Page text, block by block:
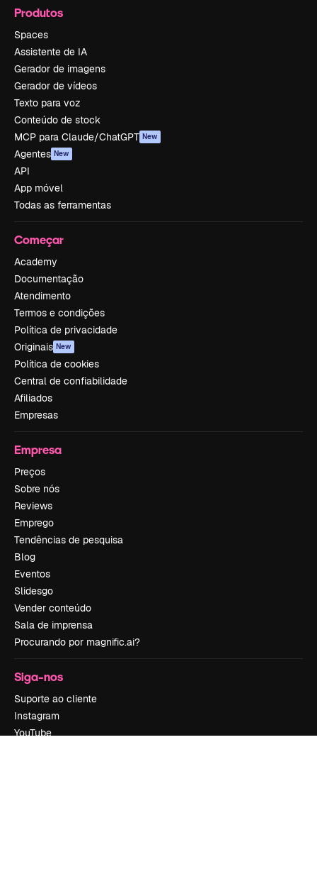
Produtos
Spaces
Assistente de IA
Gerador de imagens
Gerador de vídeos
Texto para voz
Conteúdo de stock
MCP para Claude/ChatGPT New
Agentes New
API
App móvel
Todas as ferramentas
Começar
Academy
Documentação
Atendimento
Termos e condições
Política de privacidade
Originais New
Política de cookies
Central de confiabilidade
Afiliados
Empresas
Empresa
Preços
Sobre nós
Reviews
Emprego
Tendências de pesquisa
Blog
Eventos
Slidesgo
Vender conteúdo
Sala de imprensa
Procurando por magnific.ai?
Siga-nos
Suporte ao cliente
Instagram
YouTube